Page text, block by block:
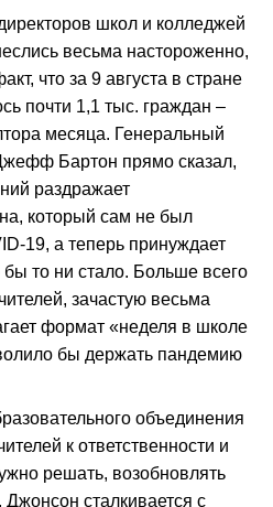
школ и колледжей
весьма настороженно,
что за 9 августа в стране
почти 1,1 тыс. граждан –
месяца. Генеральный
Бартон прямо сказал,
раздражает
который сам не был
19, а теперь принуждает
бы то ни стало. Больше всего
зачастую весьма
формат «неделя в школе
бы держать пандемию
объединения
к ответственности и
решать, возобновлять
сталкивается с